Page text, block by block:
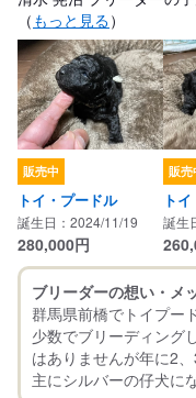
（ もっと見る）
販売中
トイ・プードル
誕生日：2024/11/19
280,000円
販売
ト
誕生
ブリーダーの想い・メ
群馬県前橋でトイプー
少数でブリーディング
はありませんが年に2